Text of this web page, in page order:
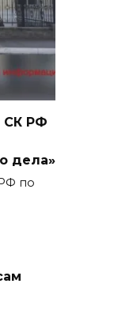
СК РФ
дела»
по